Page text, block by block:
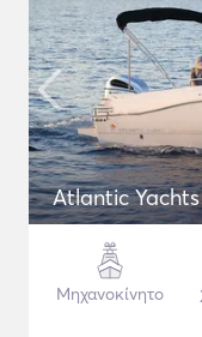
Atlantic
Μηχανοκίνητο